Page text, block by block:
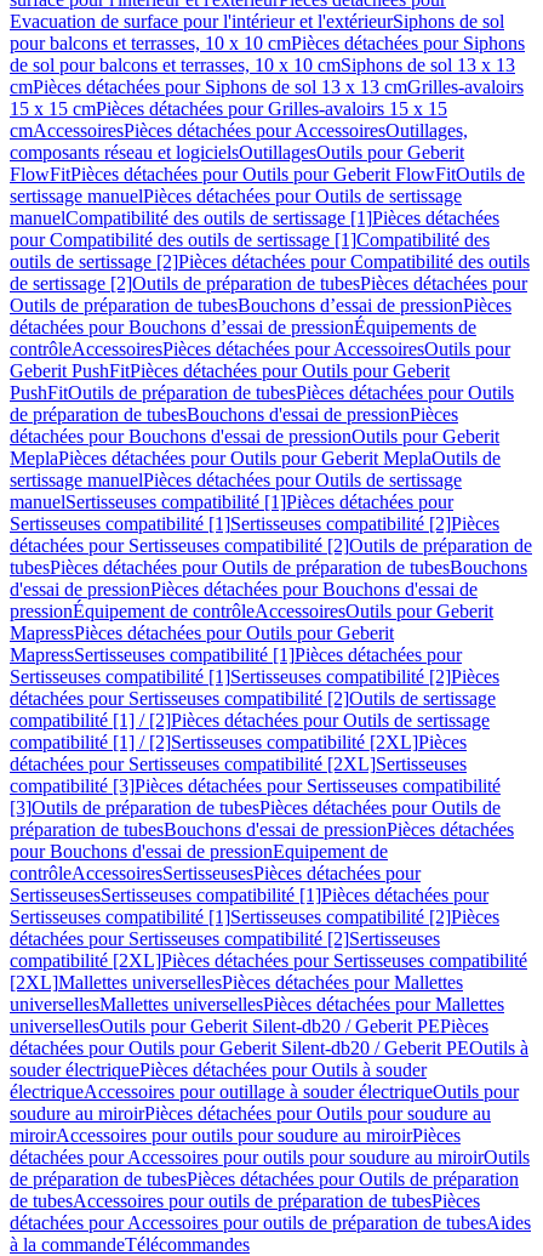
Evacuation de surface pour l'intérieur et l'extérieurSiphons de sol
pour balcons et terrasses, 10 x 10 cmPièces détachées pour Siphons
de sol pour balcons et terrasses, 10 x 10 cmSiphons de sol 13 x 13
cmPièces détachées pour Siphons de sol 13 x 13 cmGrilles-avaloirs
15 x 15 cmPièces détachées pour Grilles-avaloirs 15 x 15
cmAccessoiresPièces détachées pour AccessoiresOutillages,
composants réseau et logicielsOutillagesOutils pour Geberit
FlowFitPièces détachées pour Outils pour Geberit FlowFitOutils de
sertissage manuelPièces détachées pour Outils de sertissage
manuelCompatibilité des outils de sertissage [1]Pièces détachées
pour Compatibilité des outils de sertissage [1]Compatibilité des
outils de sertissage [2]Pièces détachées pour Compatibilité des outils
de sertissage [2]Outils de préparation de tubesPièces détachées pour
Outils de préparation de tubesBouchons d’essai de pressionPièces
détachées pour Bouchons d’essai de pressionÉquipements de
contrôleAccessoiresPièces détachées pour AccessoiresOutils pour
Geberit PushFitPièces détachées pour Outils pour Geberit
PushFitOutils de préparation de tubesPièces détachées pour Outils
de préparation de tubesBouchons d'essai de pressionPièces
détachées pour Bouchons d'essai de pressionOutils pour Geberit
MeplaPièces détachées pour Outils pour Geberit MeplaOutils de
sertissage manuelPièces détachées pour Outils de sertissage
manuelSertisseuses compatibilité [1]Pièces détachées pour
Sertisseuses compatibilité [1]Sertisseuses compatibilité [2]Pièces
détachées pour Sertisseuses compatibilité [2]Outils de préparation de
tubesPièces détachées pour Outils de préparation de tubesBouchons
d'essai de pressionPièces détachées pour Bouchons d'essai de
pressionÉquipement de contrôleAccessoiresOutils pour Geberit
MapressPièces détachées pour Outils pour Geberit
MapressSertisseuses compatibilité [1]Pièces détachées pour
Sertisseuses compatibilité [1]Sertisseuses compatibilité [2]Pièces
détachées pour Sertisseuses compatibilité [2]Outils de sertissage
compatibilité [1] / [2]Pièces détachées pour Outils de sertissage
compatibilité [1] / [2]Sertisseuses compatibilité [2XL]Pièces
détachées pour Sertisseuses compatibilité [2XL]Sertisseuses
compatibilité [3]Pièces détachées pour Sertisseuses compatibilité
[3]Outils de préparation de tubesPièces détachées pour Outils de
préparation de tubesBouchons d'essai de pressionPièces détachées
pour Bouchons d'essai de pressionEquipement de
contrôleAccessoiresSertisseusesPièces détachées pour
SertisseusesSertisseuses compatibilité [1]Pièces détachées pour
Sertisseuses compatibilité [1]Sertisseuses compatibilité [2]Pièces
détachées pour Sertisseuses compatibilité [2]Sertisseuses
compatibilité [2XL]Pièces détachées pour Sertisseuses compatibilité
[2XL]Mallettes universellesPièces détachées pour Mallettes
universellesMallettes universellesPièces détachées pour Mallettes
universellesOutils pour Geberit Silent-db20 / Geberit PEPièces
détachées pour Outils pour Geberit Silent-db20 / Geberit PEOutils à
souder électriquePièces détachées pour Outils à souder
électriqueAccessoires pour outillage à souder électriqueOutils pour
soudure au miroirPièces détachées pour Outils pour soudure au
miroirAccessoires pour outils pour soudure au miroirPièces
détachées pour Accessoires pour outils pour soudure au miroirOutils
de préparation de tubesPièces détachées pour Outils de préparation
de tubesAccessoires pour outils de préparation de tubesPièces
détachées pour Accessoires pour outils de préparation de tubesAides
à la commandeTélécommandes